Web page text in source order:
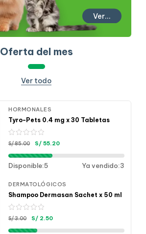
Ver...
Oferta del mes
Ver todo
HORMONALES
Tyro-Pets 0.4 mg x 30 Tabletas
S/85.00 S/ 55.20
Disponible:5 Ya vendido:3
DERMATOLÓGICOS
Shampoo Dermasan Sachet x 50 ml
S/3.00 S/ 2.50